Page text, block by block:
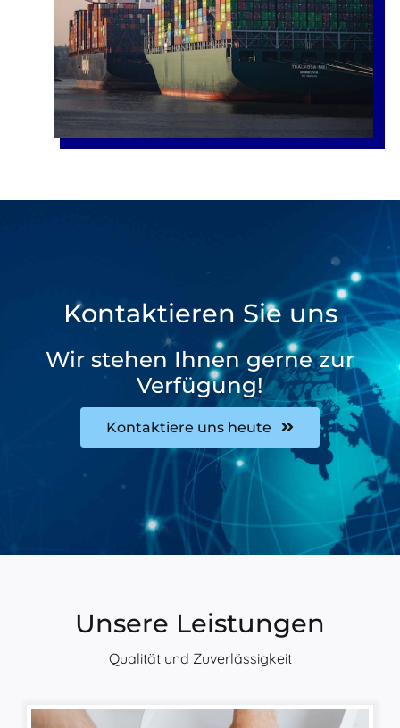
Kontaktieren Sie uns
Wir stehen Ihnen gerne zur
Verfügung!
Kontaktiere uns heute
Unsere Leistungen
Qualität und Zuverlässigkeit